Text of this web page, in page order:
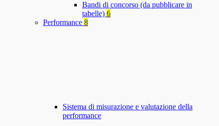
Bandi di concorso (da pubblicare in
tabelle) 6
Performance 8
Sistema di misurazione e valutazione della
performance